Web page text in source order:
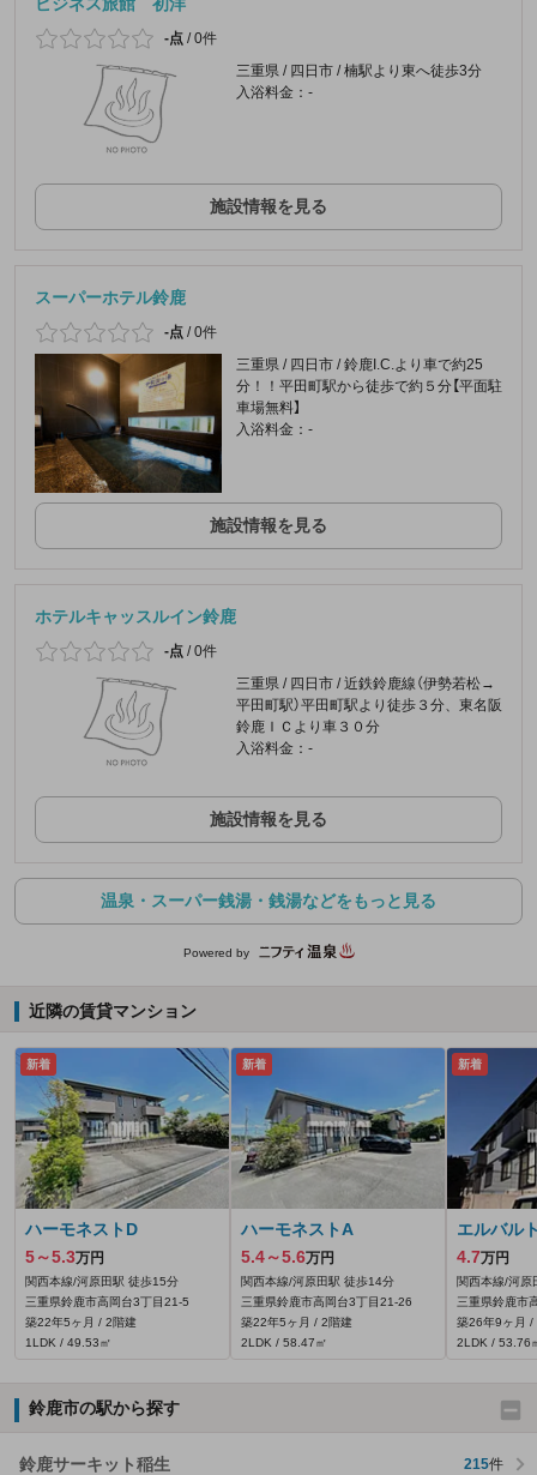
-点 /0件
三重県 / 四日市 / 楠駅より東へ徒歩3分
入浴料金：-
施設情報を見る
スーパーホテル鈴鹿
-点 /0件
三重県 / 四日市 / 鈴鹿I.C.より車で約25
分！！平田町駅から徒歩で約５分【平面駐
車場無料】
入浴料金：-
施設情報を見る
ホテルキャッスルイン鈴鹿
-点 /0件
三重県 / 四日市 / 近鉄鈴鹿線（伊勢若松→
平田町駅）平田町駅より徒歩３分、東名阪
鈴鹿ＩＣより車３０分
入浴料金：-
施設情報を見る
温泉・スーパー銭湯・銭湯などをもっと見る
Powered by
近隣の賃貸マンション
新着
ハーモネストD
5～5.3万円
関西本線/河原田駅 徒歩15分
三重県鈴鹿市高岡台3丁目21-5
築22年5ヶ月 / 2階建
1LDK / 49.53㎡
新着
ハーモネストA
5.4～5.6万円
関西本線/河原田駅 徒歩14分
三重県鈴鹿市高岡台3丁目21-26
築22年5ヶ月 / 2階建
2LDK / 58.47㎡
新着
エルバル
4.7万円
関西本線/河原
三重県鈴鹿市
築26年9ヶ月 /
2LDK / 53.76
鈴鹿市の駅から探す
鈴鹿サーキット稲生 215件